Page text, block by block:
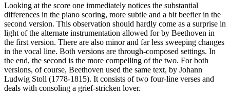
Looking at the score one immediately notices the substantial
differences in the piano scoring, more subtle and a bit beefier in the
second version. This observation should hardly come as a surprise in
light of the alternate instrumentation allowed for by Beethoven in
the first version. There are also minor and far less sweeping changes
in the vocal line. Both versions are through-composed settings. In
the end, the second is the more compelling of the two. For both
versions, of course, Beethoven used the same text, by Johann
Ludwig Stoll (1778-1815). It consists of two four-line verses and
deals with consoling a grief-stricken lover.